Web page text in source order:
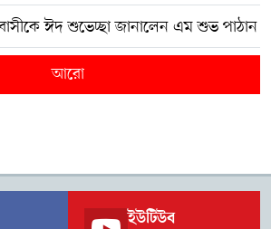
ঈদ শুভেচ্ছা জানালেন এম শুভ পাঠান
আরো
ইউটিউব